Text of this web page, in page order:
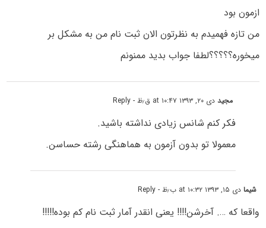
ازمون بود
من تازه فهمیدم به نظرتون الان ثبت نام من به مشکل بر
میخوره؟؟؟؟؟لطفا جواب بدید ممنونم
مجیددی ۲۰, ۱۳۹۳ at ۱۰:۴۷ ق٫ظ - Reply
فکر کنم شانس زیادی نداشته باشید.
معمولا تو بدون آزمون به هماهنگی رشته حساسن.
شیمادی ۱۵, ۱۳۹۳ at ۱۰:۳۲ ب٫ظ - Reply
واقعا که …. آخرشن!!!! یعنی انقدر آمار ثبت نام کم بوده!!!!!